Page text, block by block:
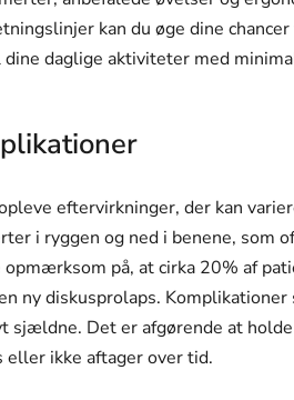
kan du øge dine chancer
daglige aktiviteter med
eftervirkninger, der kan
i ryggen og ned i benene, som
på, at cirka 20% af
ny diskusprolaps. Komplikationer
sjældne. Det er afgørende at
ikke aftager over tid.